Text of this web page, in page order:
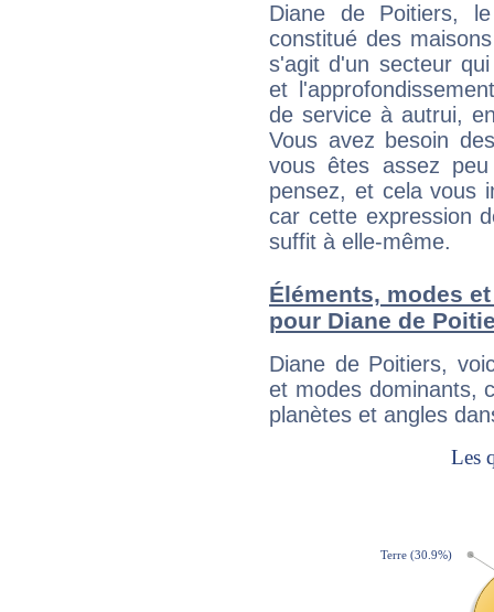
Diane de Poitiers,
constitué des
s'agit d'un secteur
et
de service à autrui,
Vous avez besoin
vous êtes assez
pensez, et cela vous
car cette expression
suffit à elle-même.
Éléments, modes
pour Diane de
Diane de Poitiers,
et modes dominants,
planètes et angles